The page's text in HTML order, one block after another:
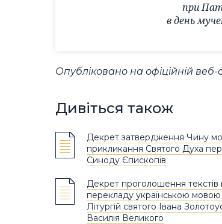
при
в день
Опубліковано на офіційній
Дивіться також
Декрет затвердження Чину
прикликання Святого Духа
Синоду Єпископів
Декрет проголошення текстів
перекладу українською
Літургій святого Івана
Василія Великого